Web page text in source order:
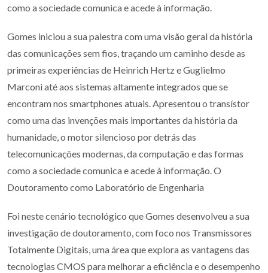
como a sociedade comunica e acede à informação.
Gomes iniciou a sua palestra com uma visão geral da história
das comunicações sem fios, traçando um caminho desde as
primeiras experiências de Heinrich Hertz e Guglielmo
Marconi até aos sistemas altamente integrados que se
encontram nos smartphones atuais. Apresentou o transístor
como uma das invenções mais importantes da história da
humanidade, o motor silencioso por detrás das
telecomunicações modernas, da computação e das formas
como a sociedade comunica e acede à informação. O
Doutoramento como Laboratório de Engenharia
Foi neste cenário tecnológico que Gomes desenvolveu a sua
investigação de doutoramento, com foco nos Transmissores
Totalmente Digitais, uma área que explora as vantagens das
tecnologias CMOS para melhorar a eficiência e o desempenho